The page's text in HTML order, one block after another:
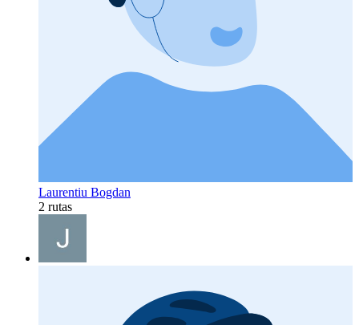
Laurentiu Bogdan
2 rutas